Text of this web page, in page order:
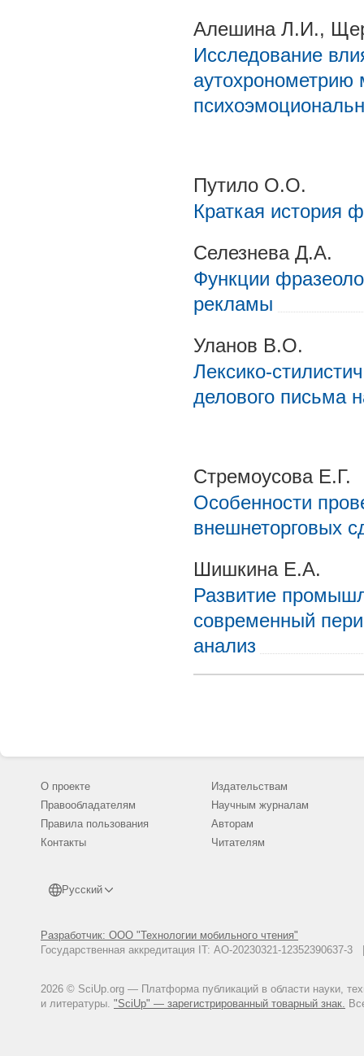
Алешина Л.И.,
Исследование
Путило О.О.
Краткая история
Селезнева Д.А.
Функции
рекламы
Уланов В.О.
Лексико-
делового письма
Стремоусова Е.Г.
Особенности
внешнеторговых
Шишкина Е.А.
Развитие
современный
анализ
О проекте
Правообладателям
Правила пользования
Контакты
Русский
Разработчик: ООО "Технологии мобильного чтения"
Государственная аккредитация IT: АО-20230321-
2026 © SciUp.org — Платформа публикаций в области науки,
и литературы. "SciUp" — зарегистрированный товарный знак.
Издательствам
Научным журналам
Авторам
Читателям